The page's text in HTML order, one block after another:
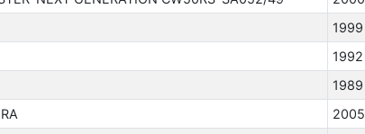
1999
1992
1989
2005